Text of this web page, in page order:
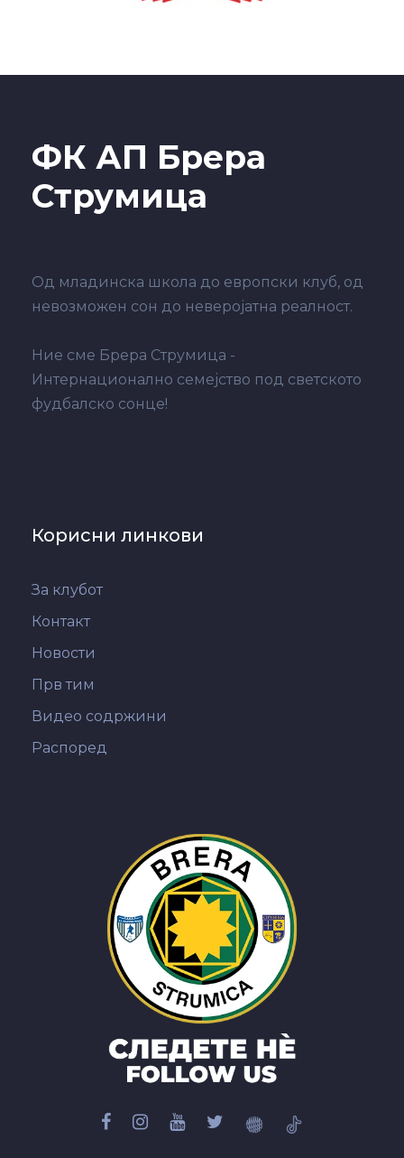
ФК АП Брера
Струмица
Од младинска школа до европски клуб, од
невозможен сон до неверојатна реалност.
Ние сме Брера Струмица -
Интернационално семејство под светското
фудбалско сонце!
Корисни линкови
За клубот
Контакт
Новости
Прв тим
Видео содржини
Распоред